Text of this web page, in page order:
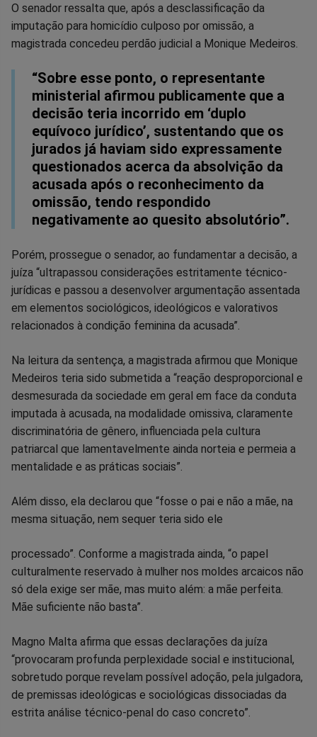
O senador ressalta que, após a desclassificação da
imputação para homicídio culposo por omissão, a
magistrada concedeu perdão judicial a Monique Medeiros.
“Sobre esse ponto, o representante
ministerial afirmou publicamente que a
decisão teria incorrido em ‘duplo
equívoco jurídico’, sustentando que os
jurados já haviam sido expressamente
questionados acerca da absolvição da
acusada após o reconhecimento da
omissão, tendo respondido
negativamente ao quesito absolutório”.
Porém, prossegue o senador, ao fundamentar a decisão, a
juíza “ultrapassou considerações estritamente técnico-
jurídicas e passou a desenvolver argumentação assentada
em elementos sociológicos, ideológicos e valorativos
relacionados à condição feminina da acusada”.
Na leitura da sentença, a magistrada afirmou que Monique
Medeiros teria sido submetida a “reação desproporcional e
desmesurada da sociedade em geral em face da conduta
imputada à acusada, na modalidade omissiva, claramente
discriminatória de gênero, influenciada pela cultura
patriarcal que lamentavelmente ainda norteia e permeia a
mentalidade e as práticas sociais”.
Além disso, ela declarou que “fosse o pai e não a mãe, na
mesma situação, nem sequer teria sido ele
processado”. Conforme a magistrada ainda, “o papel
culturalmente reservado à mulher nos moldes arcaicos não
só dela exige ser mãe, mas muito além: a mãe perfeita.
Mãe suficiente não basta”.
Magno Malta afirma que essas declarações da juíza
“provocaram profunda perplexidade social e institucional,
sobretudo porque revelam possível adoção, pela julgadora,
de premissas ideológicas e sociológicas dissociadas da
estrita análise técnico-penal do caso concreto”.